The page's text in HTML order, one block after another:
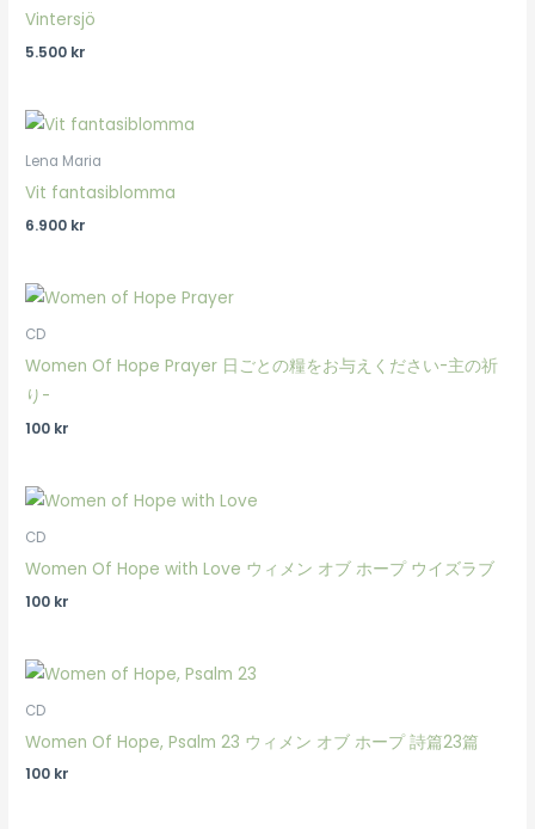
Vintersjö
5.500 kr
Lena Maria
Vit fantasiblomma
6.900 kr
CD
Women Of Hope Prayer 日ごとの糧をお与えください-主の祈
り-
100 kr
CD
Women Of Hope with Love ウィメン オブ ホープ ウイズラブ
100 kr
CD
Women Of Hope, Psalm 23 ウィメン オブ ホープ 詩篇23篇
100 kr